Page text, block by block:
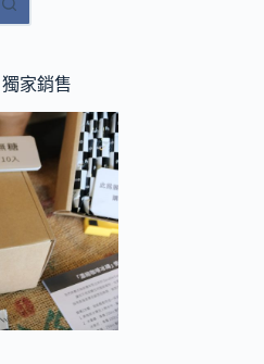
家銷售